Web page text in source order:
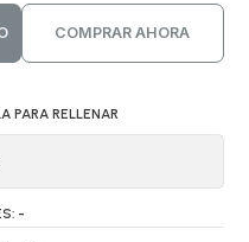
COMPRAR AHORA
PARA RELLENAR
-